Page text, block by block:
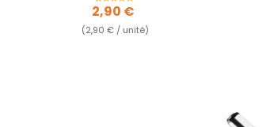
Prix
2,90 €
(2,90 € / unité)